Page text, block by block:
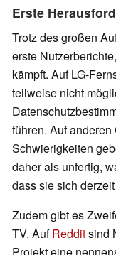
Erste
Trotz des großen
erste
kämpft. Auf LG-
teilweise nicht
führen. Auf
Schwierigkeiten
daher als unfertig,
dass sie sich
Zudem gibt es
TV. AufRedditsind